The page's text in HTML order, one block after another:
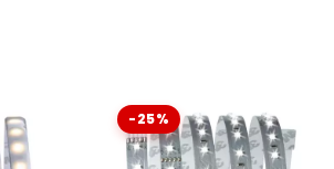
-25%